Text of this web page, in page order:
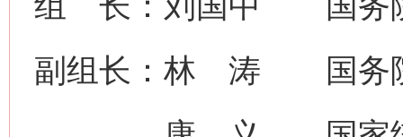
副组长：林 涛 国务